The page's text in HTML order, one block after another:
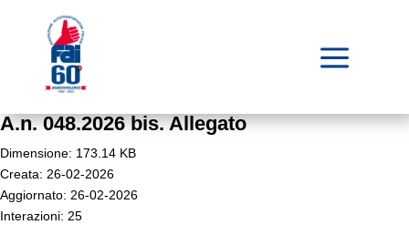
a
A.n. 048.2026 bis. Allegato
Dimensione: 173.14 KB
Creata: 26-02-2026
Aggiornato: 26-02-2026
Interazioni: 25